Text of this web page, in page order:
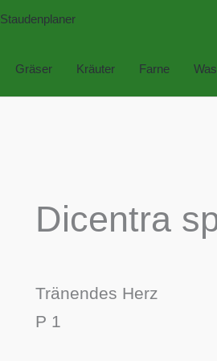
Gräser Kräuter Farne
Dicentra
Tränendes Herz
P 1